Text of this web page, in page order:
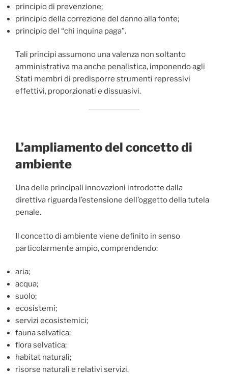
principio di prevenzione;
principio della correzione del danno alla fonte;
principio del “chi inquina paga”.
Tali principi assumono una valenza non soltanto
amministrativa ma anche penalistica, imponendo agli
Stati membri di predisporre strumenti repressivi
effettivi, proporzionati e dissuasivi.
L’ampliamento del concetto di
ambiente
Una delle principali innovazioni introdotte dalla
direttiva riguarda l’estensione dell’oggetto della tutela
penale.
Il concetto di ambiente viene definito in senso
particolarmente ampio, comprendendo:
aria;
acqua;
suolo;
ecosistemi;
servizi ecosistemici;
fauna selvatica;
flora selvatica;
habitat naturali;
risorse naturali e relativi servizi.